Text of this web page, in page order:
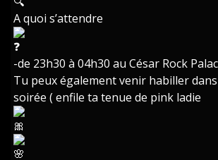
A quoi s’attendre
-de 23h30 à 04h30 au César Rock
Tu peux également venir habiller
soirée ( enfile ta tenue de pink ladie